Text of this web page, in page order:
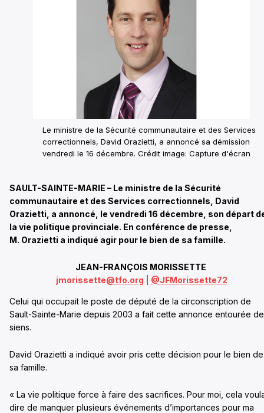
Le ministre de la Sécurité communautaire et des Services
correctionnels, David Orazietti, a annoncé sa démission
vendredi le 16 décembre. Crédit image: Capture d'écran
SAULT-SAINTE-MARIE – Le ministre de la Sécurité
communautaire et des Services correctionnels, David
Orazietti, a annoncé, le vendredi 16 décembre, son départ
la vie politique provinciale. En conférence de presse,
M. Orazietti a indiqué agir pour le bien de sa famille.
JEAN-FRANÇOIS MORISSETTE
jmorissette@tfo.org @JFMorissette72
Celui qui occupait le poste de député de la circonscription de
Sault-Sainte-Marie depuis 2003 a fait cette annonce entourée
siens.
David Orazietti a indiqué avoir pris cette décision pour le bien de
sa famille.
« La vie politique force à faire des sacrifices. Pour moi, cela
dire de manquer plusieurs événements d’importances pour ma